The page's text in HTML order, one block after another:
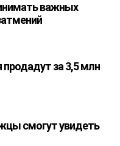
важных
продадут за 3,5 млн
смогут увидеть